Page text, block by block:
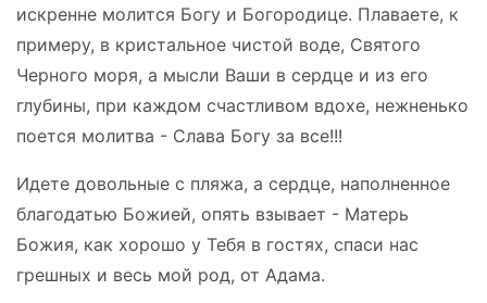
искренне молится Богу и Богородице. Плаваете, к
примеру, в кристальное чистой воде, Святого
Черного моря, а мысли Ваши в сердце и из его
глубины, при каждом счастливом вдохе, нежненько
поется молитва - Слава Богу за все!!!
Идете довольные с пляжа, а сердце, наполненное
благодатью Божией, опять взывает - Матерь
Божия, как хорошо у Тебя в гостях, спаси нас
грешных и весь мой род, от Адама.